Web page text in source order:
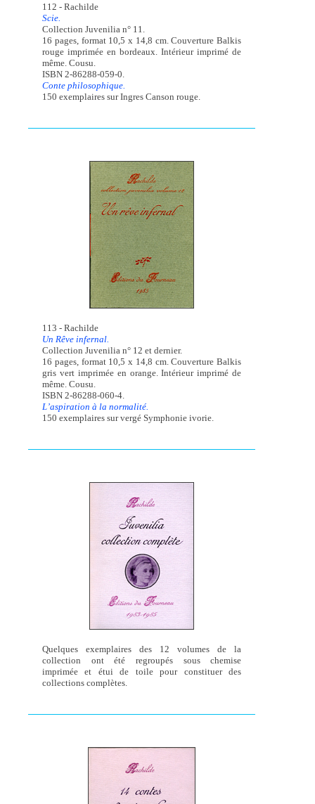
112 - Rachilde
Scie.
Collection Juvenilia n° 11.
16 pages, format 10,5 x 14,8 cm. Couverture Balkis
rouge imprimée en bordeaux. Intérieur imprimé de
même. Cousu.
ISBN 2-86288-059-0.
Conte philosophique.
150 exemplaires sur Ingres Canson rouge.
113 - Rachilde
Un Rêve infernal.
Collection Juvenilia n° 12 et dernier.
16 pages, format 10,5 x 14,8 cm. Couverture Balkis
gris vert imprimée en orange. Intérieur imprimé de
même. Cousu.
ISBN 2-86288-060-4.
L’aspiration à la normalité.
150 exemplaires sur vergé Symphonie ivorie.
Quelques exemplaires des 12 volumes de la
collection ont été regroupés sous chemise
imprimée et étui de toile pour constituer des
collections complètes.